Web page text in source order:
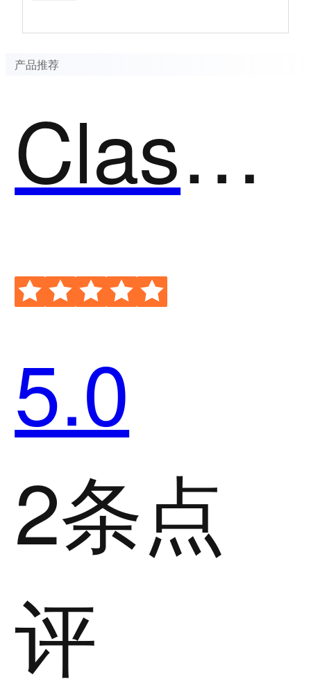
产品推荐
ClassIn在线教室
5.0
2条点
评